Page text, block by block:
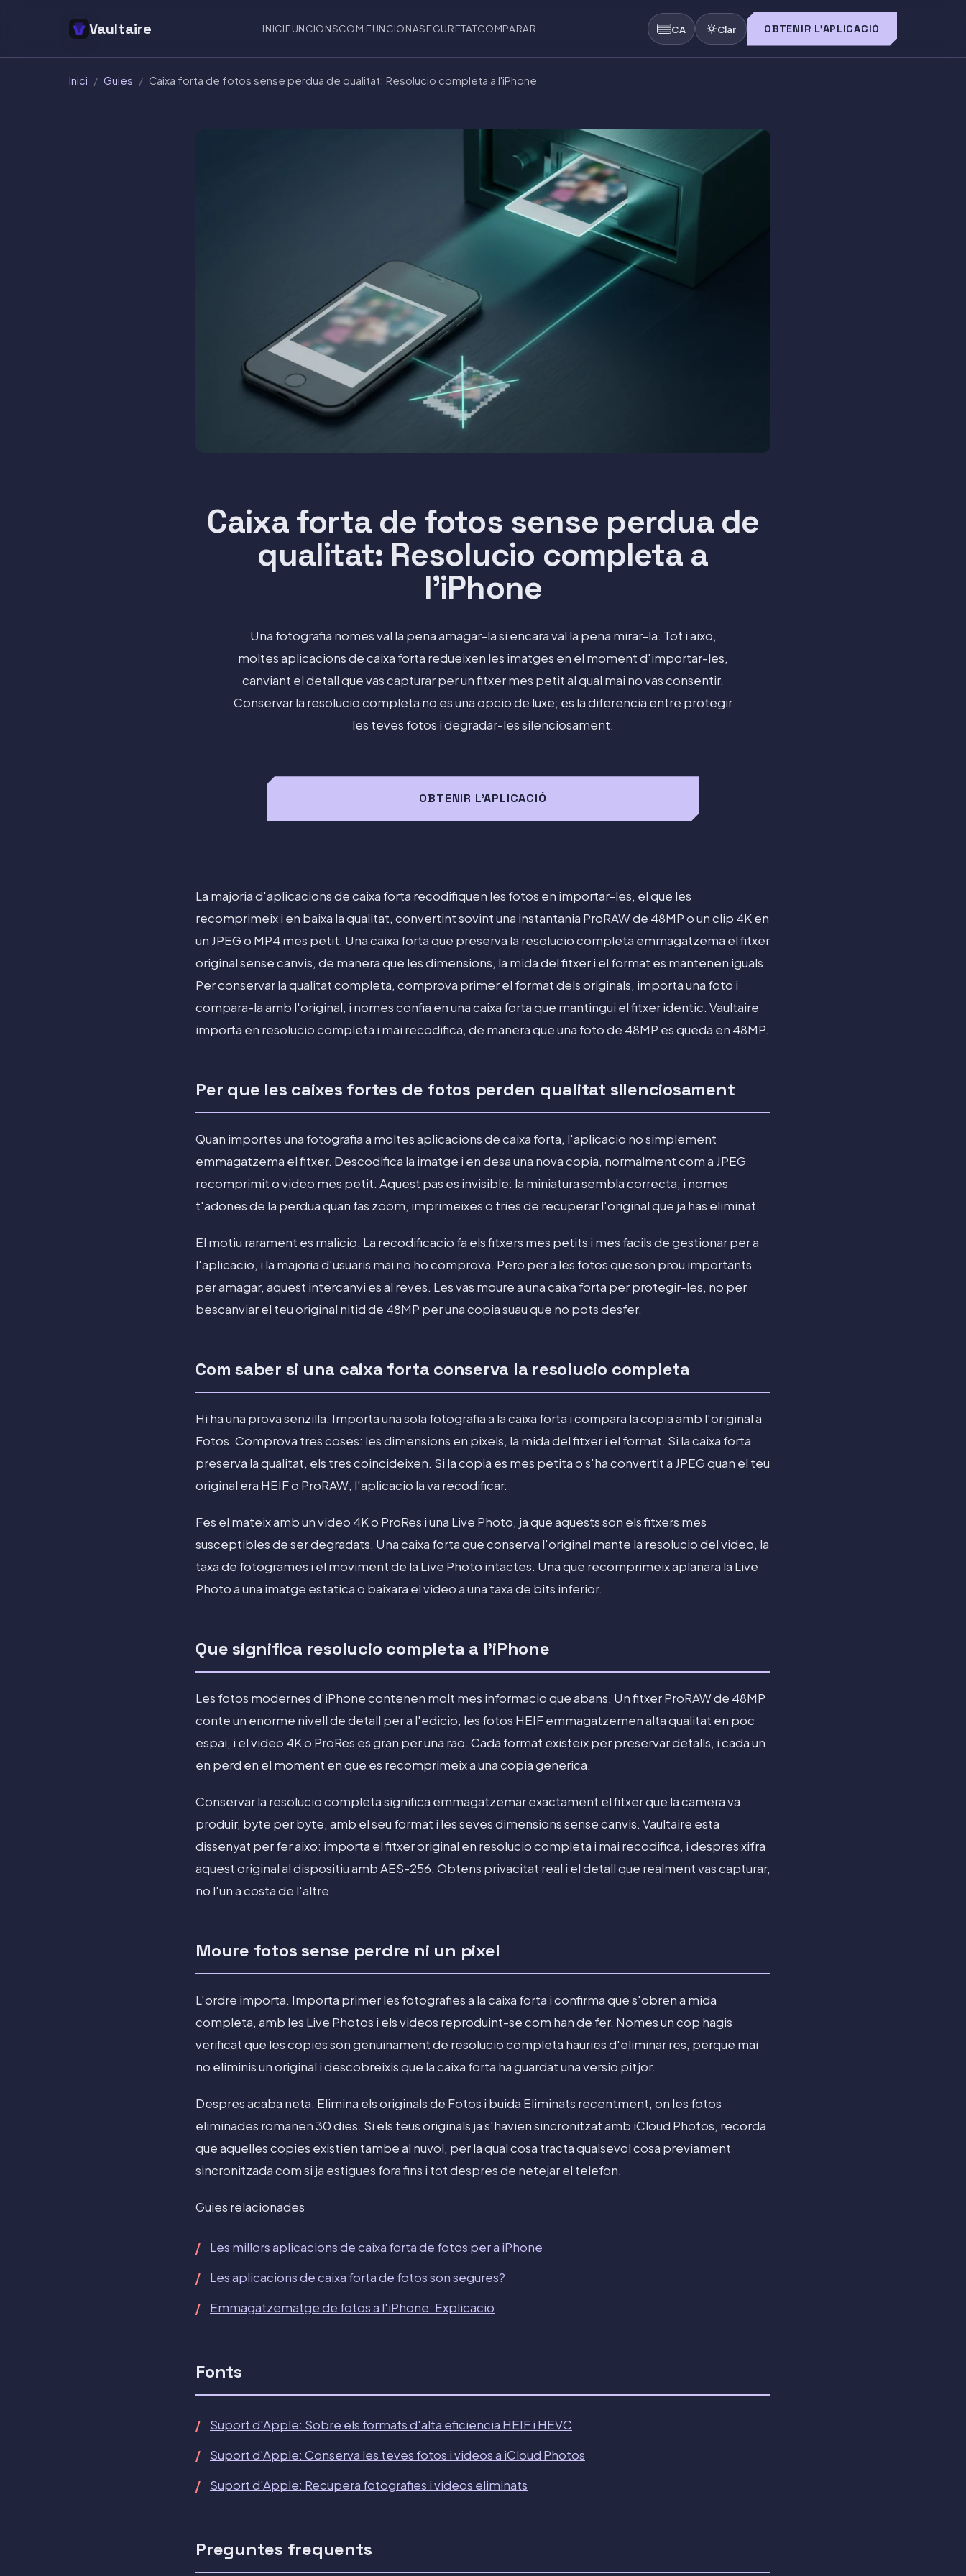
Vaultaire INICIFUNCIONSCOM FUNCIONASEGURETATCOMPARAR CA Clar OBTENIR L'APLICACIÓ
Inici / Guies / Caixa forta de fotos sense perdua de qualitat: Resolucio completa a l'iPhone
Caixa forta de fotos sense perdua de
qualitat: Resolucio completa a
l'iPhone
Una fotografia nomes val la pena amagar-la si encara val la pena mirar-la. Tot i aixo,
moltes aplicacions de caixa forta redueixen les imatges en el moment d'importar-les,
canviant el detall que vas capturar per un fitxer mes petit al qual mai no vas consentir.
Conservar la resolucio completa no es una opcio de luxe; es la diferencia entre protegir
les teves fotos i degradar-les silenciosament.
OBTENIR L'APLICACIÓ
La majoria d'aplicacions de caixa forta recodifiquen les fotos en importar-les, el que les
recomprimeix i en baixa la qualitat, convertint sovint una instantania ProRAW de 48MP o un clip 4K en
un JPEG o MP4 mes petit. Una caixa forta que preserva la resolucio completa emmagatzema el fitxer
original sense canvis, de manera que les dimensions, la mida del fitxer i el format es mantenen iguals.
Per conservar la qualitat completa, comprova primer el format dels originals, importa una foto i
compara-la amb l'original, i nomes confia en una caixa forta que mantingui el fitxer identic. Vaultaire
importa en resolucio completa i mai recodifica, de manera que una foto de 48MP es queda en 48MP.
Per que les caixes fortes de fotos perden qualitat silenciosament
Quan importes una fotografia a moltes aplicacions de caixa forta, l'aplicacio no simplement
emmagatzema el fitxer. Descodifica la imatge i en desa una nova copia, normalment com a JPEG
recomprimit o video mes petit. Aquest pas es invisible: la miniatura sembla correcta, i nomes
t'adones de la perdua quan fas zoom, imprimeixes o tries de recuperar l'original que ja has eliminat.
El motiu rarament es malicio. La recodificacio fa els fitxers mes petits i mes facils de gestionar per a
l'aplicacio, i la majoria d'usuaris mai no ho comprova. Pero per a les fotos que son prou importants
per amagar, aquest intercanvi es al reves. Les vas moure a una caixa forta per protegir-les, no per
bescanviar el teu original nitid de 48MP per una copia suau que no pots desfer.
Com saber si una caixa forta conserva la resolucio completa
Hi ha una prova senzilla. Importa una sola fotografia a la caixa forta i compara la copia amb l'original a
Fotos. Comprova tres coses: les dimensions en pixels, la mida del fitxer i el format. Si la caixa forta
preserva la qualitat, els tres coincideixen. Si la copia es mes petita o s'ha convertit a JPEG quan el teu
original era HEIF o ProRAW, l'aplicacio la va recodificar.
Fes el mateix amb un video 4K o ProRes i una Live Photo, ja que aquests son els fitxers mes
susceptibles de ser degradats. Una caixa forta que conserva l'original mante la resolucio del video, la
taxa de fotogrames i el moviment de la Live Photo intactes. Una que recomprimeix aplanara la Live
Photo a una imatge estatica o baixara el video a una taxa de bits inferior.
Que significa resolucio completa a l'iPhone
Les fotos modernes d'iPhone contenen molt mes informacio que abans. Un fitxer ProRAW de 48MP
conte un enorme nivell de detall per a l'edicio, les fotos HEIF emmagatzemen alta qualitat en poc
espai, i el video 4K o ProRes es gran per una rao. Cada format existeix per preservar detalls, i cada un
en perd en el moment en que es recomprimeix a una copia generica.
Conservar la resolucio completa significa emmagatzemar exactament el fitxer que la camera va
produir, byte per byte, amb el seu format i les seves dimensions sense canvis. Vaultaire esta
dissenyat per fer aixo: importa el fitxer original en resolucio completa i mai recodifica, i despres xifra
aquest original al dispositiu amb AES-256. Obtens privacitat real i el detall que realment vas capturar,
no l'un a costa de l'altre.
Moure fotos sense perdre ni un pixel
L'ordre importa. Importa primer les fotografies a la caixa forta i confirma que s'obren a mida
completa, amb les Live Photos i els videos reproduint-se com han de fer. Nomes un cop hagis
verificat que les copies son genuinament de resolucio completa hauries d'eliminar res, perque mai
no eliminis un original i descobreixis que la caixa forta ha guardat una versio pitjor.
Despres acaba neta. Elimina els originals de Fotos i buida Eliminats recentment, on les fotos
eliminades romanen 30 dies. Si els teus originals ja s'havien sincronitzat amb iCloud Photos, recorda
que aquelles copies existien tambe al nuvol, per la qual cosa tracta qualsevol cosa previament
sincronitzada com si ja estigues fora fins i tot despres de netejar el telefon.
Guies relacionades
Les millors aplicacions de caixa forta de fotos per a iPhone
Les aplicacions de caixa forta de fotos son segures?
Emmagatzematge de fotos a l'iPhone: Explicacio
Fonts
Suport d'Apple: Sobre els formats d'alta eficiencia HEIF i HEVC
Suport d'Apple: Conserva les teves fotos i videos a iCloud Photos
Suport d'Apple: Recupera fotografies i videos eliminats
Preguntes frequents